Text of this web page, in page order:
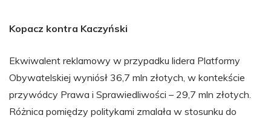
Kopacz kontra Kaczyński
Ekwiwalent reklamowy w przypadku lidera Platformy
Obywatelskiej wyniósł 36,7 mln złotych, w kontekście
przywódcy Prawa i Sprawiedliwości – 29,7 mln złotych.
Różnica pomiędzy politykami zmalała w stosunku do